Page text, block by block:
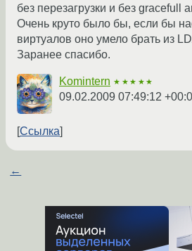
без перезагрузки и без gracefull
Очень круто было бы, если бы
виртуалов оно умело брать из
Заранее спасибо.
Komintern ★★★★★
09.02.2009 07:49:12
Ссылка
←